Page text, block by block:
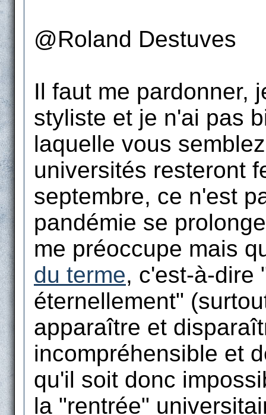
@Roland Destuves
Il faut me pardonner,
styliste et je n'ai pas
laquelle vous
universités resteront
septembre, ce n'est
pandémie se
me préoccupe mais
du terme, c'est-à-dire
éternellement"
apparaître et
incompréhensible et
qu'il soit donc
la "rentrée"